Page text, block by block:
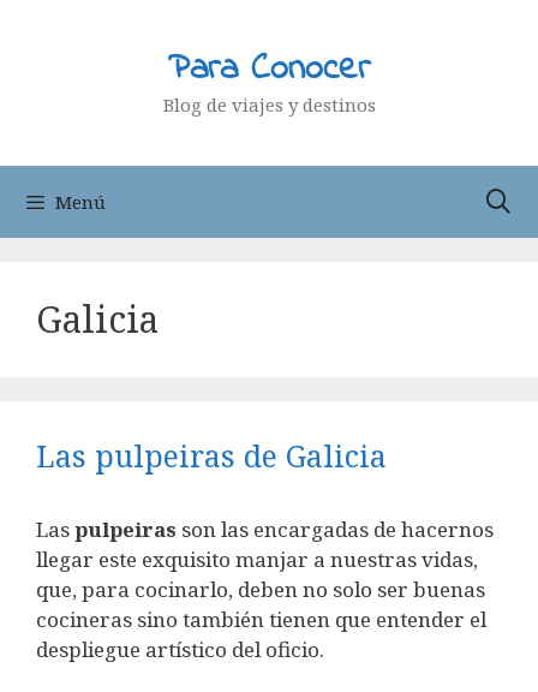
Para Conocer
Blog de viajes y destinos
Menú
Galicia
Las pulpeiras de Galicia
Laspulpeiras son las encargadas de hacernos
llegar este exquisito manjar a nuestras vidas,
que, para cocinarlo, deben no solo ser buenas
cocineras sino también tienen que entender el
despliegue artístico del oficio.